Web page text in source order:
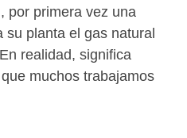
por primera vez una
planta el gas natural
realidad, significa
muchos trabajamos